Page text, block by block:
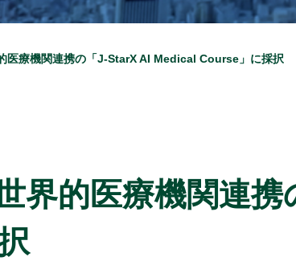
医療機関連携の「J-StarX AI Medical Course」に採択
界的医療機関連